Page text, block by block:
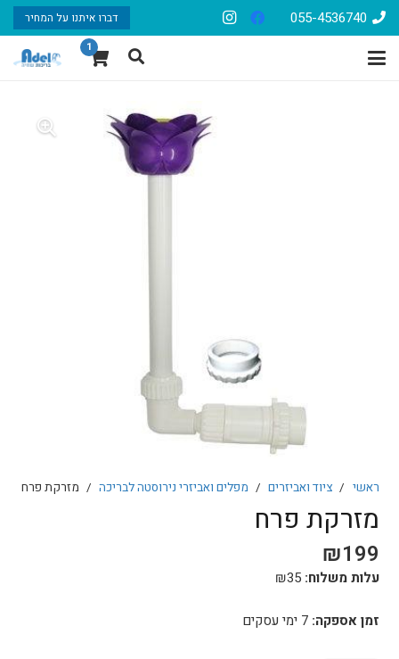
055-4536740 דברו איתנו על המחיר
1
ראשי / ציוד ואביזרים / מפלים ואביזרי נירוסטה לבריכה / מזרקת פרח
מזרקת פרח
₪199
עלות משלוח: ₪35
זמן אספקה:7 ימי עסקים